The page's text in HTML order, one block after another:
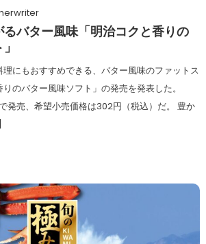
バター風味「明治コクと香りの
にもおすすめできる、バター風味のファットス
のバター風味ソフト」の発売を発表した。
発売、希望小売価格は302円（税込）だ。 豊か